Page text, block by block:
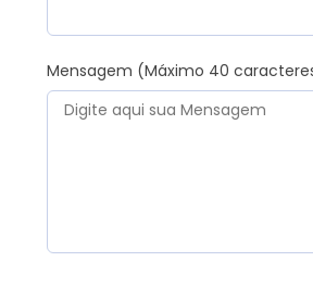
Mensagem (Máximo 40